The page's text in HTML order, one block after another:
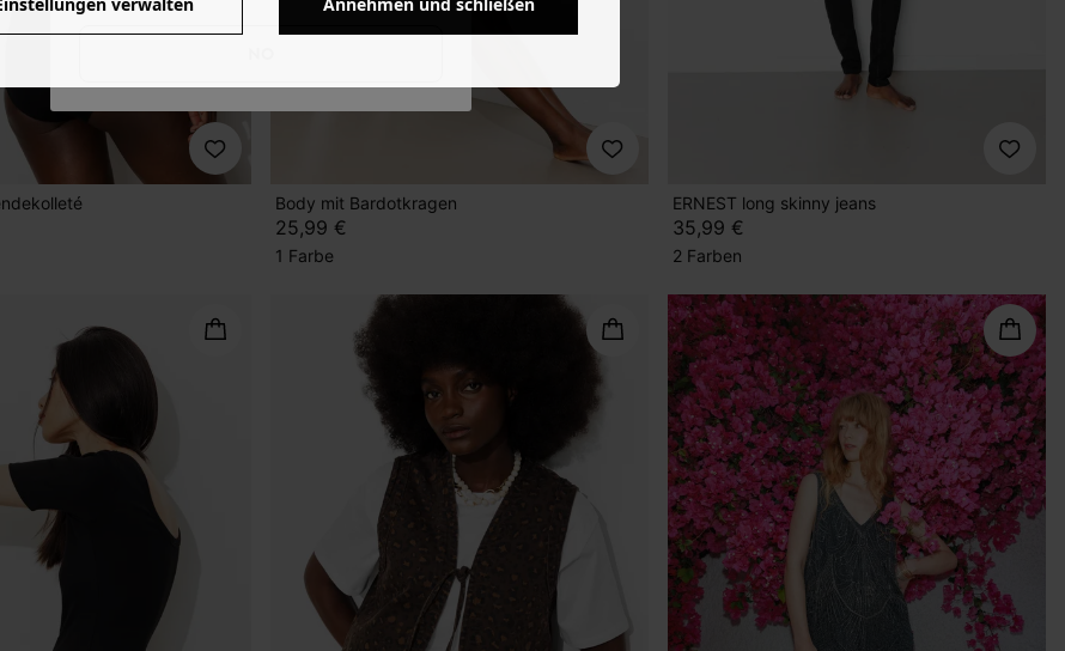
Body mit Bardotkragen
25,99 €
1 Farbe
ERNEST long skinny jeans
35,99 €
2 Farben
verwalten Annehmen und schließen